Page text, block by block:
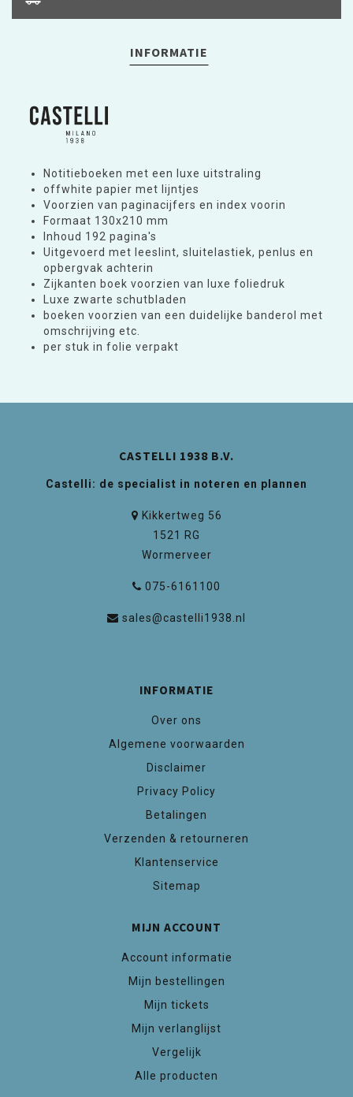
INFORMATIE
Notitieboeken met een luxe uitstraling
offwhite papier met lijntjes
Voorzien van paginacijfers en index voorin
Formaat 130x210 mm
Inhoud 192 pagina's
Uitgevoerd met leeslint, sluitelastiek, penlus en
opbergvak achterin
Zijkanten boek voorzien van luxe foliedruk
Luxe zwarte schutbladen
boeken voorzien van een duidelijke banderol met
omschrijving etc.
per stuk in folie verpakt
CASTELLI 1938 B.V.
Castelli: de specialist in noteren en plannen
Kikkertweg 56
1521 RG
Wormerveer
075-6161100
sales@castelli1938.nl
INFORMATIE
Over ons
Algemene voorwaarden
Disclaimer
Privacy Policy
Betalingen
Verzenden & retourneren
Klantenservice
Sitemap
MIJN ACCOUNT
Account informatie
Mijn bestellingen
Mijn tickets
Mijn verlanglijst
Vergelijk
Alle producten